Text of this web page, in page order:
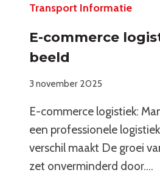
Transport Informatie
E-commerce
beeld
3 november 2025
E-commerce logistiek:
een professionele
verschil maakt De groei
zet onverminderd door….